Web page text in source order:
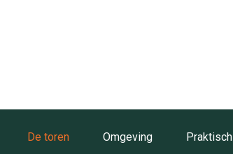
De toren Omgeving Praktisch